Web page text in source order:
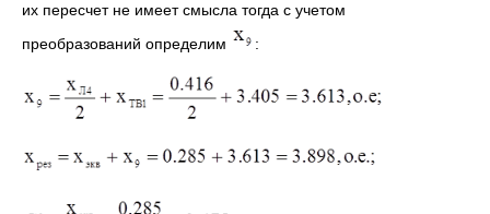
их пересчет не имеет смысла тогда с учетом
преобразований определим
: